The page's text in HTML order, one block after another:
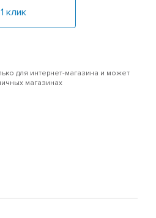
клик
для интернет-магазина и может
магазинах